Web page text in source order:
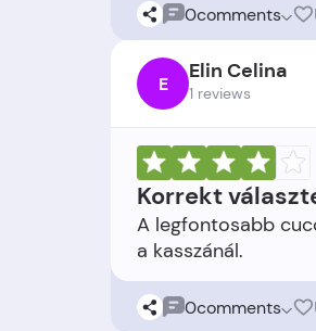
0comments
E Elin Celina
1 reviews
Korrekt
A legfontosabb
0comments